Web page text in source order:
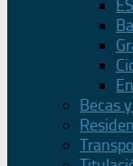
Becas